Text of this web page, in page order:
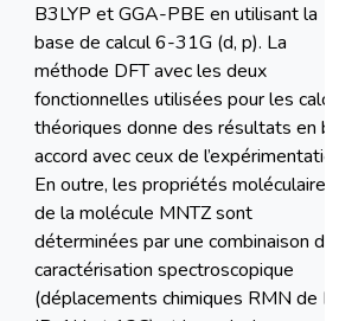
B3LYP et GGA-PBE en utilisant la
base de calcul 6-31G (d, p). La
méthode DFT avec les deux
fonctionnelles utilisées pour les
théoriques donne des résultats en
accord avec ceux de
En outre, les propriétés moléculaires
de la molécule MNTZ sont
déterminées par une combinaison de
caractérisation spectroscopique
(déplacements chimiques RMN de